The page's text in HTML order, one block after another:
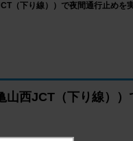
（下り線））で夜間通行止めを
西JCT（下り線））